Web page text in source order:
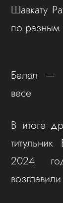
Шавкату
по разным
Белал —
весе
В итоге
2024